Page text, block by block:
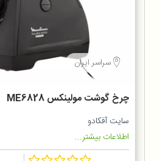
سراسر ایران
چرخ گوشت مولینکس ME6828
سایت آفکادو
اطلاعات بیشتر...